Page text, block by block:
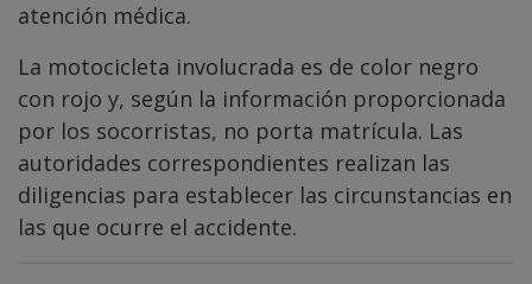
atención médica.
La motocicleta involucrada es de color negro
con rojo y, según la información proporcionada
por los socorristas, no porta matrícula. Las
autoridades correspondientes realizan las
diligencias para establecer las circunstancias en
las que ocurre el accidente.